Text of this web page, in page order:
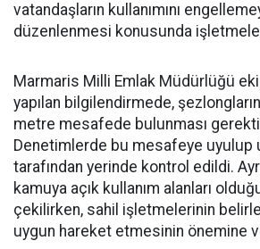
vatandaşların kullanımını
düzenlenmesi konusunda
Marmaris Milli Emlak Müdürlüğü
yapılan bilgilendirmede,
metre mesafede bulunması
Denetimlerde bu mesafeye uyulup
tarafından yerinde kontrol edildi.
kamuya açık kullanım alanları
çekilirken, sahil işletmelerinin
uygun hareket etmesinin önemine